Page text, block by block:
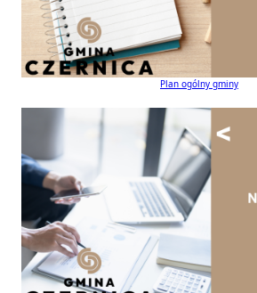
Plan ogólny gminy